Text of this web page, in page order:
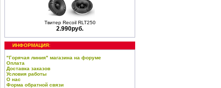
Твитер Recoil RLT250
2.990руб.
ИНФОРМАЦИЯ:
"Горячая линия" магазина на форуме
Оплата
Доставка заказов
Условия работы
О нас
Форма обратной связи